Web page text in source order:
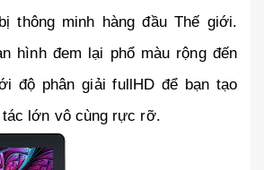
thông minh hàng đầu Thế giới.
hình đem lại phổ màu rộng đến
độ phân giải fullHD để bạn tạo
tác lớn vô cùng rực rỡ.